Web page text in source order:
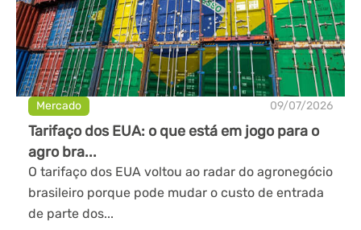
Mercado 09/07/2026
Tarifaço dos EUA: o que está em jogo para o
agro bra...
O tarifaço dos EUA voltou ao radar do agronegócio
brasileiro porque pode mudar o custo de entrada
de parte dos...